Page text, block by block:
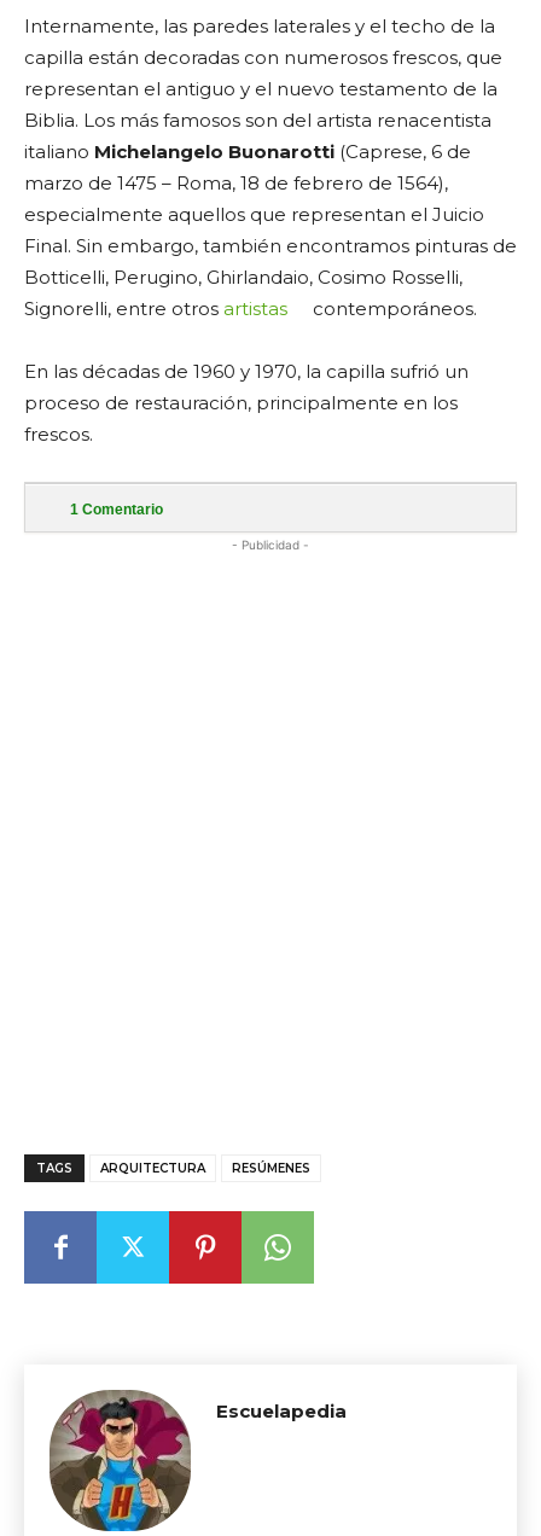
Internamente, las paredes laterales y el techo de la
capilla están decoradas con numerosos frescos, que
representan el antiguo y el nuevo testamento de la
Biblia. Los más famosos son del artista renacentista
italiano Michelangelo Buonarotti (Caprese, 6 de
marzo de 1475 – Roma, 18 de febrero de 1564),
especialmente aquellos que representan el Juicio
Final. Sin embargo, también encontramos pinturas de
Botticelli, Perugino, Ghirlandaio, Cosimo Rosselli,
Signorelli, entre otros artistas contemporáneos.
En las décadas de 1960 y 1970, la capilla sufrió un
proceso de restauración, principalmente en los
frescos.
1 Comentario
- Publicidad -
TAGS ARQUITECTURA RESÚMENES
Escuelapedia